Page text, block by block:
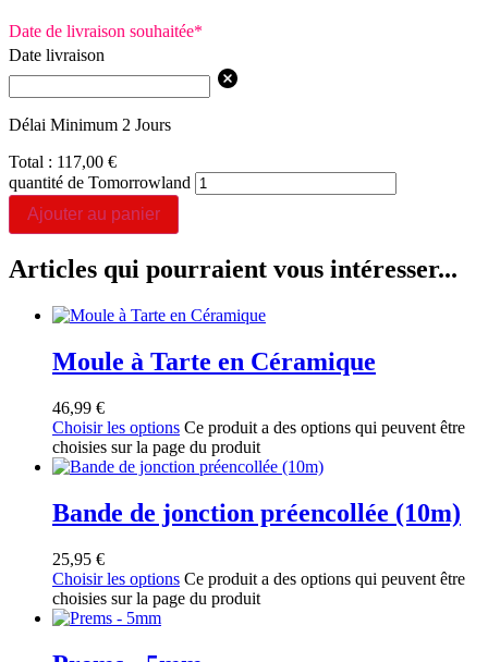
Date de livraison souhaitée*
Date livraison
Délai Minimum 2 Jours
Total : 117,00 €
quantité de Tomorrowland
Ajouter au panier
Articles qui pourraient vous intéresser...
Moule à Tarte en Céramique
46,99 €
Choisir les options Ce produit a des options qui peuvent être
choisies sur la page du produit
Bande de jonction préencollée (10m)
25,95 €
Choisir les options Ce produit a des options qui peuvent être
choisies sur la page du produit